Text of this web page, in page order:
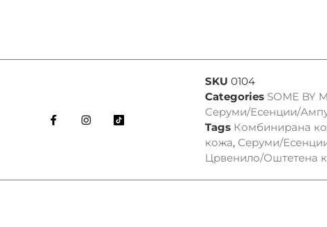
SKU 0104
Categories SOME BY
Серуми/Есенции/
Tags Комбинирана
кожа, Серуми/
Црвенило/Оштетена